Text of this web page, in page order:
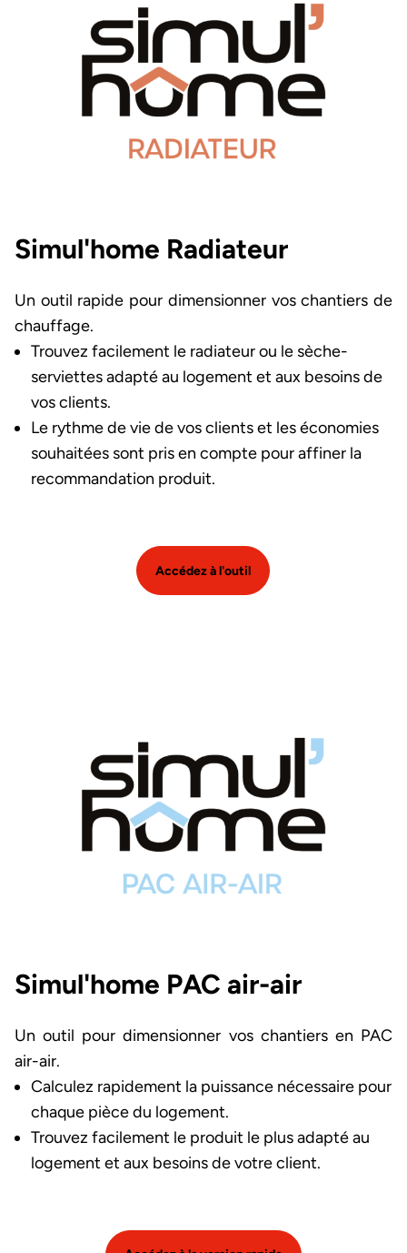
Simul'home Radiateur
Un outil rapide pour dimensionner vos chantiers de
chauffage.
Trouvez facilement le radiateur ou le sèche-
serviettes adapté au logement et aux besoins de
vos clients.
Le rythme de vie de vos clients et les économies
souhaitées sont pris en compte pour affiner la
recommandation produit.
Accédez à l'outil
Simul'home PAC air-air
Un outil pour dimensionner vos chantiers en PAC
air-air.
Calculez rapidement la puissance nécessaire pour
chaque pièce du logement.
Trouvez facilement le produit le plus adapté au
logement et aux besoins de votre client.